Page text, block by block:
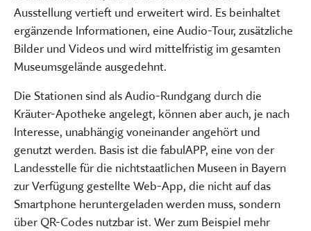
Ausstellung vertieft und erweitert wird. Es beinhaltet
ergänzende Informationen, eine Audio-Tour, zusätzliche
Bilder und Videos und wird mittelfristig im gesamten
Museumsgelände ausgedehnt.
Die Stationen sind als Audio-Rundgang durch die
Kräuter-Apotheke angelegt, können aber auch, je nach
Interesse, unabhängig voneinander angehört und
genutzt werden. Basis ist die fabulAPP, eine von der
Landesstelle für die nichtstaatlichen Museen in Bayern
zur Verfügung gestellte Web-App, die nicht auf das
Smartphone heruntergeladen werden muss, sondern
über QR-Codes nutzbar ist. Wer zum Beispiel mehr